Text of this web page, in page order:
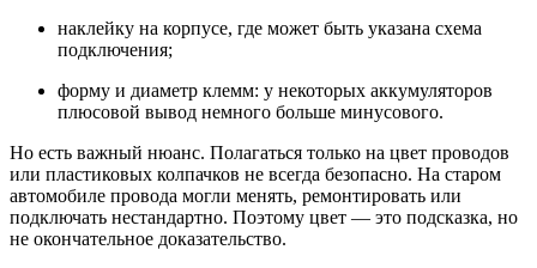
наклейку на корпусе, где может быть указана схема
подключения;
форму и диаметр клемм: у некоторых аккумуляторов
плюсовой вывод немного больше минусового.
Но есть важный нюанс. Полагаться только на цвет проводов
или пластиковых колпачков не всегда безопасно. На старом
автомобиле провода могли менять, ремонтировать или
подключать нестандартно. Поэтому цвет — это подсказка, но
не окончательное доказательство.